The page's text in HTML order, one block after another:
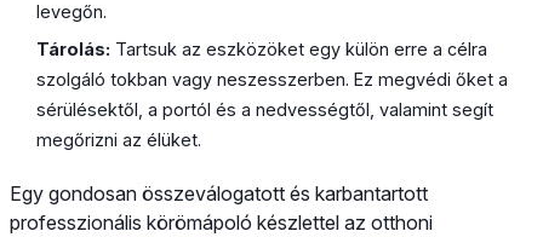
levegőn.
Tárolás: Tartsuk az eszközöket egy külön erre a célra
szolgáló tokban vagy neszesszerben. Ez megvédi őket a
sérülésektől, a portól és a nedvességtől, valamint segít
megőrizni az élüket.
Egy gondosan összeválogatott és karbantartott
professzionális körömápoló készlettel az otthoni